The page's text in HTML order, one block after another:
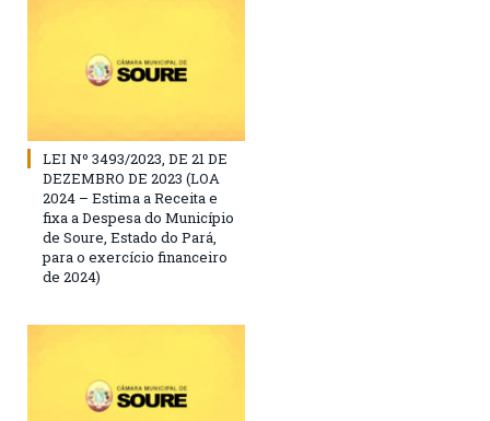
LEI Nº 3493/2023, DE 21 DE
DEZEMBRO DE 2023 (LOA
2024 – Estima a Receita e
fixa a Despesa do Município
de Soure, Estado do Pará,
para o exercício financeiro
de 2024)